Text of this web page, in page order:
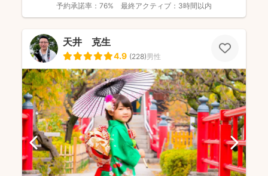
予約承諾率： 76% 最終アクティブ： 3時間以内
天井 克生
4.9 (228)男性